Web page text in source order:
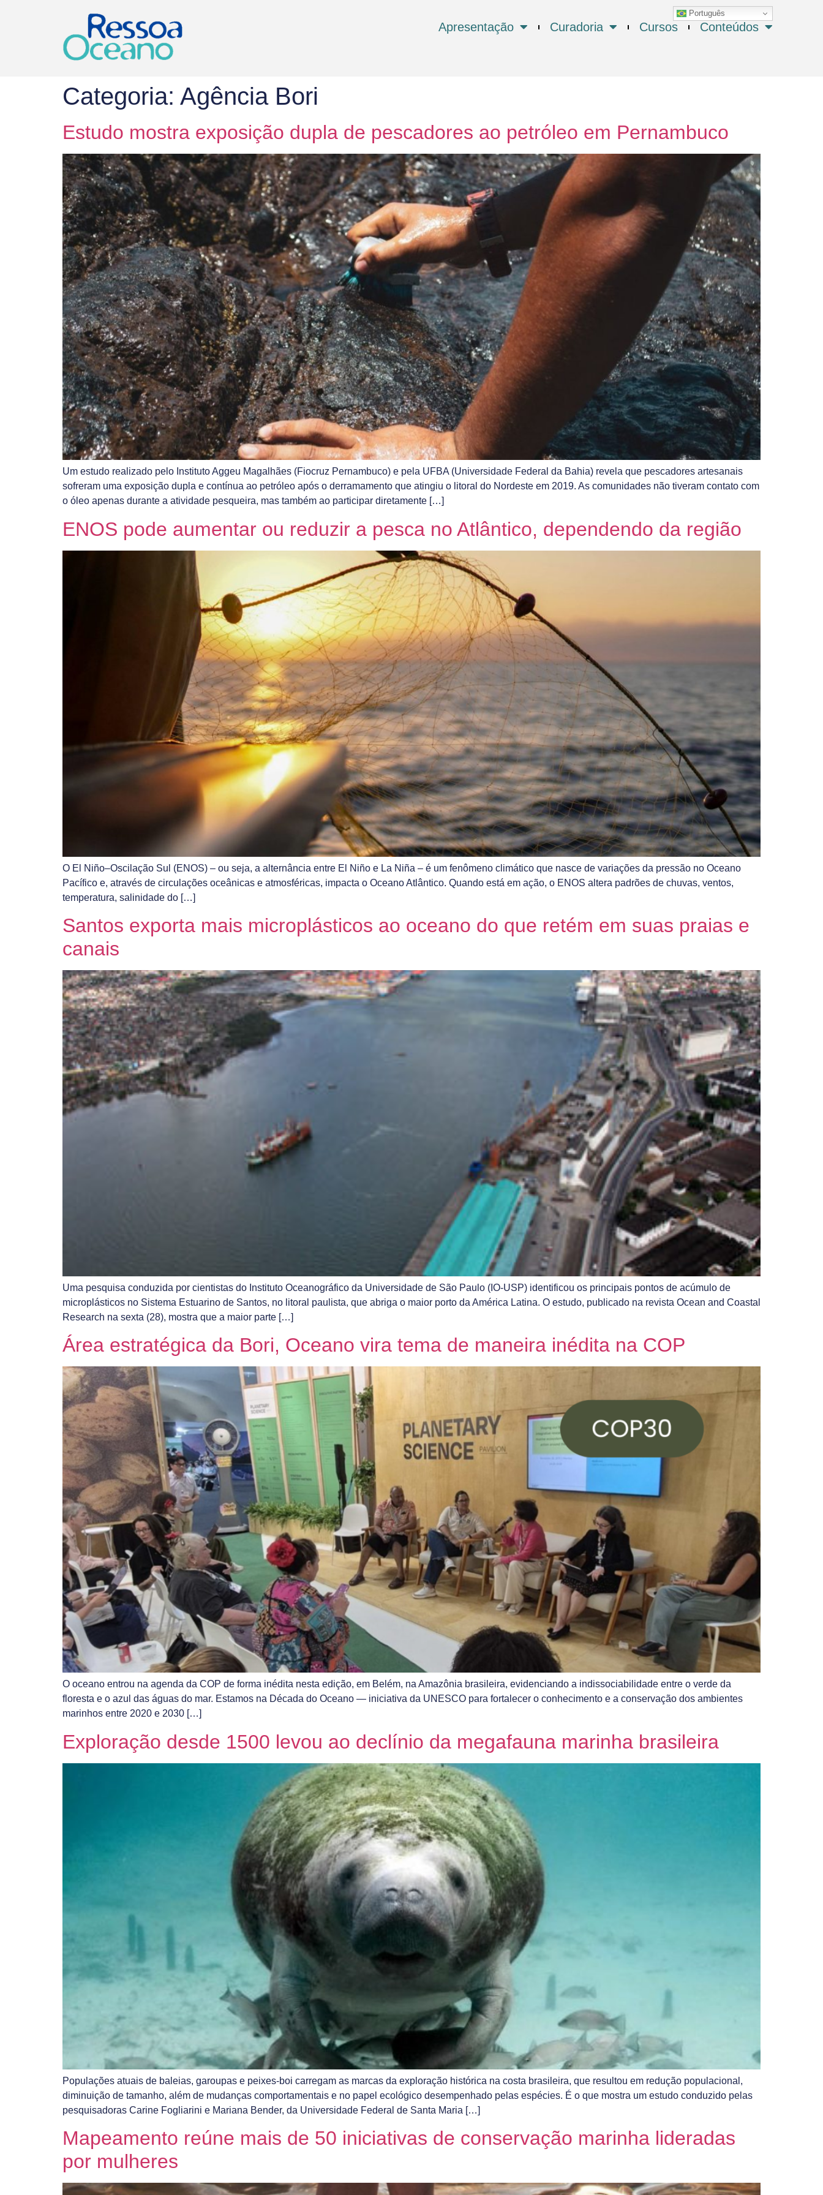
Português
Apresentação Curadoria Cursos Conteúdos
Categoria: Agência Bori
Estudo mostra exposição dupla de pescadores ao petróleo em Pernambuco
Um estudo realizado pelo Instituto Aggeu Magalhães (Fiocruz Pernambuco) e pela UFBA (Universidade Federal da Bahia) revela que pescadores artesanais
sofreram uma exposição dupla e contínua ao petróleo após o derramamento que atingiu o litoral do Nordeste em 2019. As comunidades não tiveram contato com
o óleo apenas durante a atividade pesqueira, mas também ao participar diretamente […]
ENOS pode aumentar ou reduzir a pesca no Atlântico, dependendo da região
O El Niño–Oscilação Sul (ENOS) – ou seja, a alternância entre El Niño e La Niña – é um fenômeno climático que nasce de variações da pressão no Oceano
Pacífico e, através de circulações oceânicas e atmosféricas, impacta o Oceano Atlântico. Quando está em ação, o ENOS altera padrões de chuvas, ventos,
temperatura, salinidade do […]
Santos exporta mais microplásticos ao oceano do que retém em suas praias e
canais
Uma pesquisa conduzida por cientistas do Instituto Oceanográfico da Universidade de São Paulo (IO-USP) identificou os principais pontos de acúmulo de
microplásticos no Sistema Estuarino de Santos, no litoral paulista, que abriga o maior porto da América Latina. O estudo, publicado na revista Ocean and Coastal
Research na sexta (28), mostra que a maior parte […]
Área estratégica da Bori, Oceano vira tema de maneira inédita na COP
O oceano entrou na agenda da COP de forma inédita nesta edição, em Belém, na Amazônia brasileira, evidenciando a indissociabilidade entre o verde da
floresta e o azul das águas do mar. Estamos na Década do Oceano — iniciativa da UNESCO para fortalecer o conhecimento e a conservação dos ambientes
marinhos entre 2020 e 2030 […]
Exploração desde 1500 levou ao declínio da megafauna marinha brasileira
Populações atuais de baleias, garoupas e peixes-boi carregam as marcas da exploração histórica na costa brasileira, que resultou em redução populacional,
diminuição de tamanho, além de mudanças comportamentais e no papel ecológico desempenhado pelas espécies. É o que mostra um estudo conduzido pelas
pesquisadoras Carine Fogliarini e Mariana Bender, da Universidade Federal de Santa Maria […]
Mapeamento reúne mais de 50 iniciativas de conservação marinha lideradas
por mulheres